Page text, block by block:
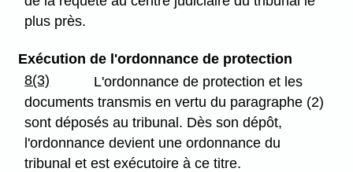
plus près.
Exécution de l'ordonnance de protection
8(3)
L'ordonnance de protection et les
documents transmis en vertu du paragraphe (2)
sont déposés au tribunal. Dès son dépôt,
l'ordonnance devient une ordonnance du
tribunal et est exécutoire à ce titre.